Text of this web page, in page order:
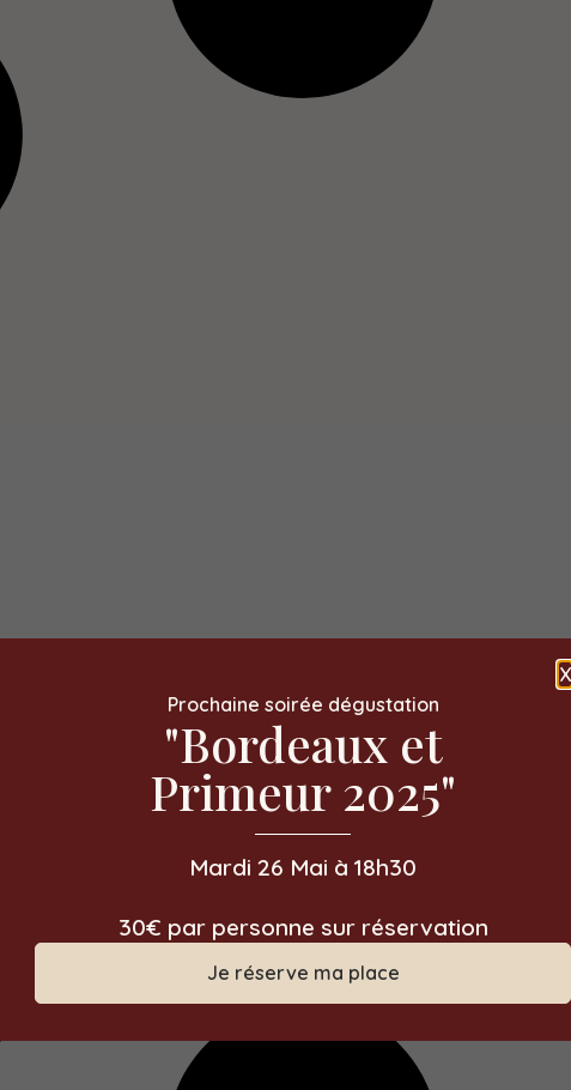
X
Prochaine soirée dégustation
"Bordeaux et
Primeur 2025"
Mardi 26 Mai à 18h30
30€ par personne sur réservation
Je réserve ma place